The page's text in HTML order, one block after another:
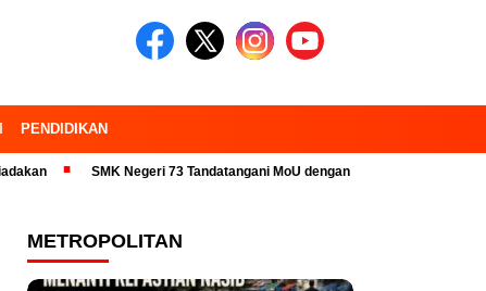
PENDIDIKAN
SMK Negeri 73 Tandatangani MoU dengan 23 Industri Pariwisata dan
METROPOLITAN